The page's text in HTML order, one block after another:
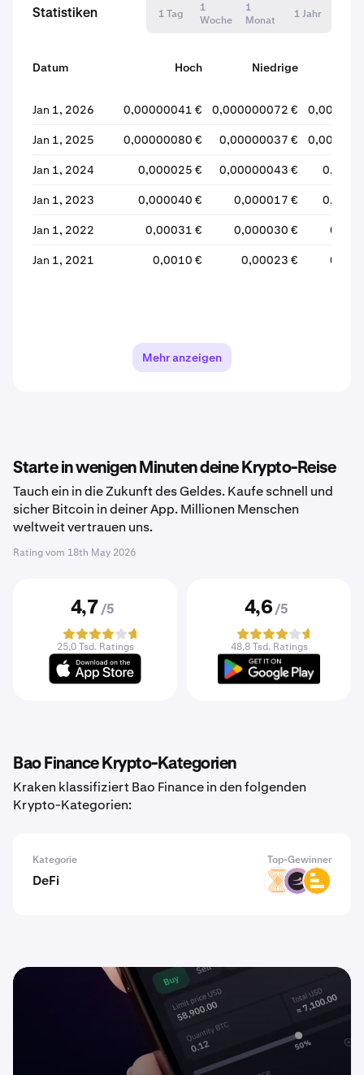
Statistiken 1 Tag
1
Woche
1
Monat
1 Jahr
Datum Hoch Niedrige
Jan 1, 2026 0,00000041 € 0,000000072 €
Jan 1, 2025 0,00000080 € 0,00000037 €
Jan 1, 2024 0,000025 € 0,00000043 €
Jan 1, 2023 0,000040 € 0,000017 €
Jan 1, 2022 0,00031 € 0,000030 €
Jan 1, 2021 0,0010 € 0,00023 €
Mehr anzeigen
Starte in wenigen Minuten deine Krypto-Reise
Tauch ein in die Zukunft des Geldes. Kaufe schnell und
sicher Bitcoin in deiner App. Millionen Menschen
weltweit vertrauen uns.
Rating vom 18th May 2026
4,7 /5
25,0 Tsd. Ratings
4,6 /5
48,8 Tsd. Ratings
Bao Finance Krypto-Kategorien
Kraken klassifiziert Bao Finance in den folgenden
Krypto-Kategorien:
Kategorie Top-Gewinner
DeFi VELAR BETA LVL